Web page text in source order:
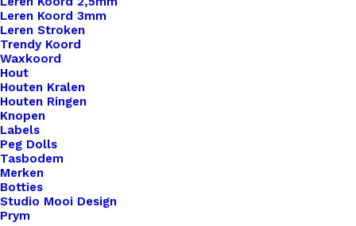
Leren Koord 3mm
Leren Stroken
Trendy Koord
Waxkoord
Hout
Houten Kralen
Houten Ringen
Knopen
Labels
Peg Dolls
Tasbodem
Merken
Botties
Studio Mooi Design
Prym